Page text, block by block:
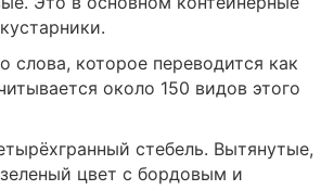
слова, которое переводится как
около 150 видов этого
стебель. Вытянутые,
цвет с бордовым и